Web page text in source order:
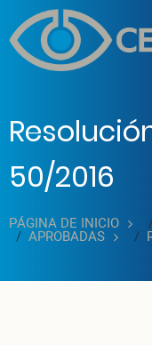
Pasar al contenido
50/2016
PÁGINA DE INICIO
APROBADAS